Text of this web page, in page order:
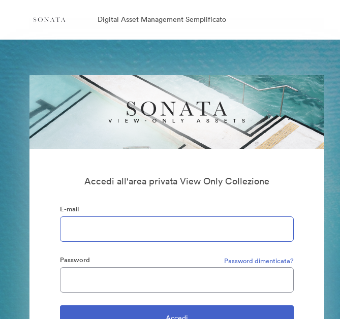
Digital Asset Management Semplificato
Accedi all'area privata View Only Collezione
E-mail
Password Password dimenticata?